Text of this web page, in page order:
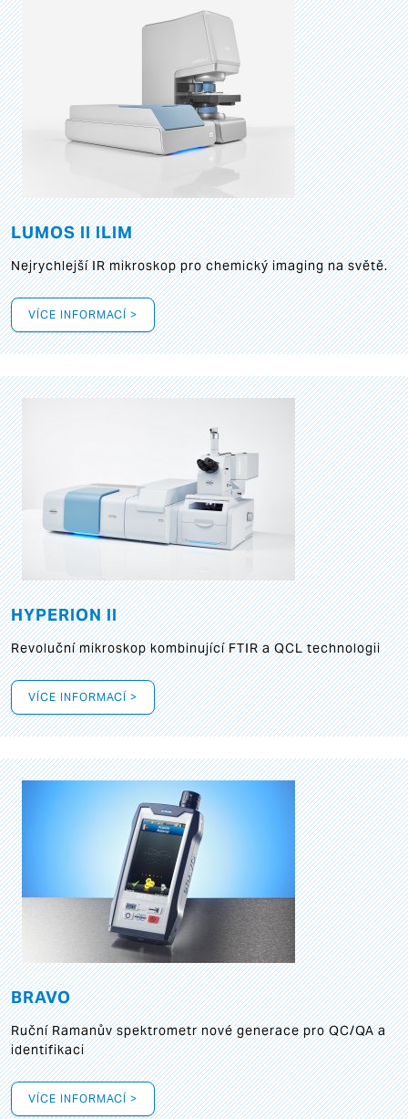
LUMOS II ILIM
Nejrychlejší IR mikroskop pro chemický imaging na světě.
VÍCE INFORMACÍ >
HYPERION II
Revoluční mikroskop kombinující FTIR a QCL technologii
VÍCE INFORMACÍ >
BRAVO
Ruční Ramanův spektrometr nové generace pro QC/QA a
identifikaci
VÍCE INFORMACÍ >